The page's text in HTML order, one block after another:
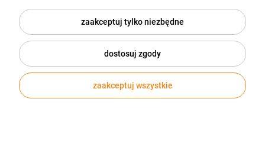
zaakceptuj tylko niezbędne
dostosuj zgody
zaakceptuj wszystkie